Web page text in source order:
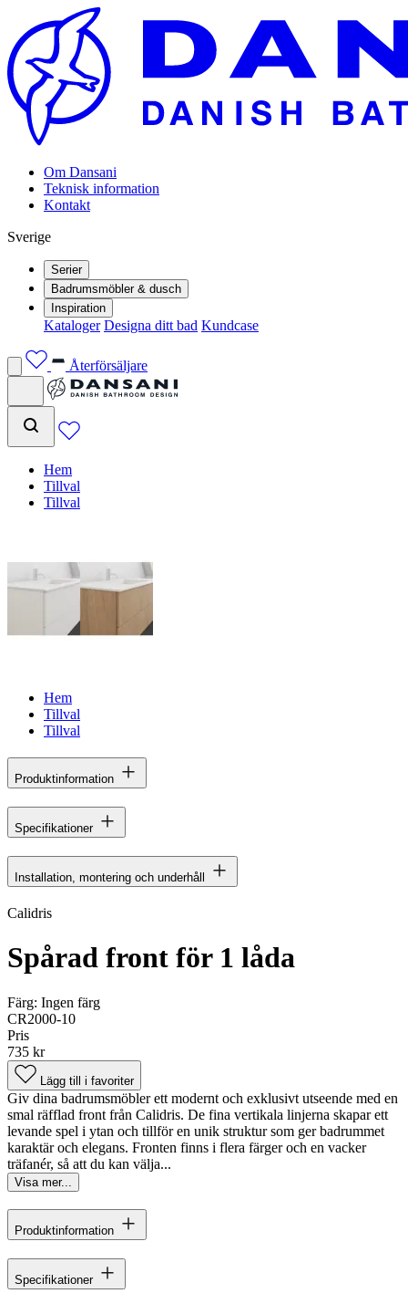
Om Dansani
Teknisk information
Kontakt
Sverige
Serier
Badrumsmöbler & dusch
Inspiration
Kataloger Designa ditt bad Kundcase
Återförsäljare
Hem
Tillval
Tillval
Hem
Tillval
Tillval
Produktinformation
Specifikationer
Installation, montering och underhåll
Calidris
Spårad front för 1 låda
Färg: Ingen färg
CR2000-10
Pris
735 kr
Lägg till i favoriter
Giv dina badrumsmöbler ett modernt och exklusivt utseende med en
smal räfflad front från Calidris. De fina vertikala linjerna skapar ett
levande spel i ytan och tillför en unik struktur som ger badrummet
karaktär och elegans. Fronten finns i flera färger och en vacker
träfanér, så att du kan välja...
Visa mer...
Produktinformation
Specifikationer